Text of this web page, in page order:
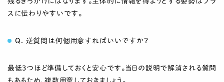
スに伝わりやすいです。
Q. 逆質問は何個用意すればいいですか？
最低3つほど準備しておくと安心です。当日の説明で解消される質問
もあるため、複数用意しておきましょう。